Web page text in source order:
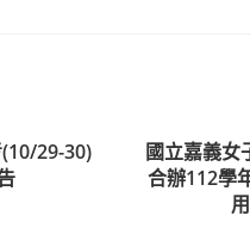
29-30)
國立嘉義女
合辦112學